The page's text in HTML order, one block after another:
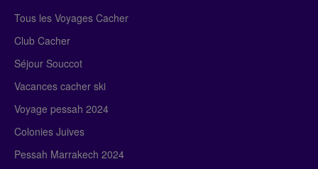
Tous les Voyages Cacher
Club Cacher
Séjour Souccot
Vacances cacher ski
Voyage pessah 2024
Colonies Juives
Pessah Marrakech 2024